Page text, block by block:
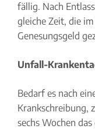
fällig. Nach
gleiche Zeit, die
Genesungsgeld
Unfall-
Bedarf es nach
Krankschreibung,
sechs Wochen